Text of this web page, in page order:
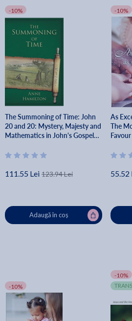
-10%
The Summoning of Time: John
20 and 20: Mystery, Majesty and
Mathematics in John's Gospel
111.55 Lei 123.94 Lei
Adaugă în coș
-10%
As
The
55.52
-10%
-10%